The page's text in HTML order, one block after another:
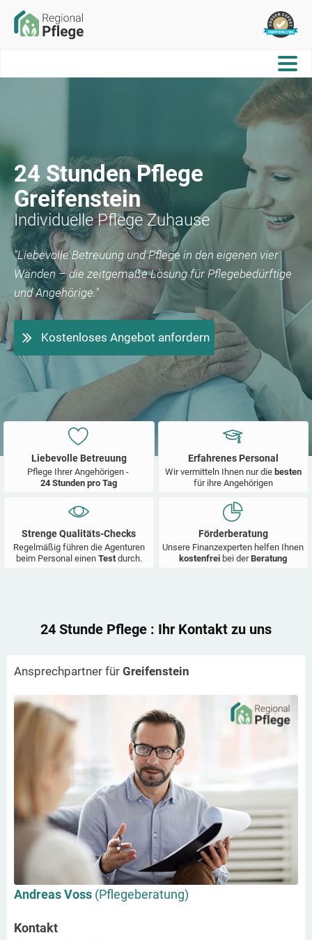
24 Stunden Pflege
Greifenstein
Individuelle Pflege Zuhause
"Liebevolle Betreuung und Pflege in den eigenen vier
Wänden – die zeitgemäße Lösung für Pflegebedürftige
und Angehörige."
Kostenloses Angebot anfordern
Liebevolle Betreuung
Pflege Ihrer Angehörigen -
24 Stunden pro Tag
Erfahrenes Personal
Wir vermitteln Ihnen nur die besten
für ihre Angehörigen
Strenge Qualitäts-Checks
Regelmäßig führen die Agenturen
beim Personal einen Test durch.
Förderberatung
Unsere Finanzexperten helfen Ihnen
kostenfrei bei derBeratung
24 Stunde Pflege : Ihr Kontakt zu uns
Ansprechpartner für Greifenstein
Andreas Voss (Pflegeberatung)
Kontakt